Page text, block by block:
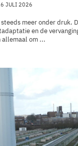
JULI 2026
meer onder druk.
en de
om ...